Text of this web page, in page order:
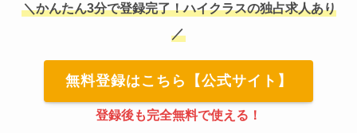
＼かんたん3分で登録完了！ハイクラスの独占求人あり
／
無料登録はこちら【公式サイト】
登録後も完全無料で使える！